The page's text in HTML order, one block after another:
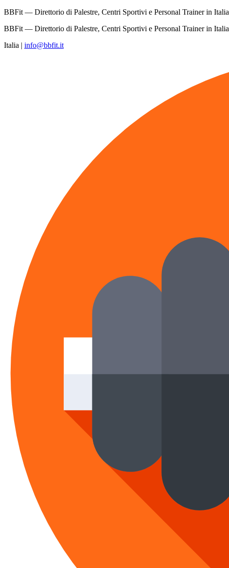
BBFit — Direttorio di Palestre, Centri Sportivi e Personal Trainer in Italia
BBFit — Direttorio di Palestre, Centri Sportivi e Personal Trainer in Italia
Italia | info@bbfit.it